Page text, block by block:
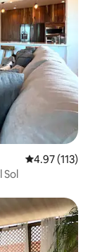
Calificación
4.97 (113)
Sol